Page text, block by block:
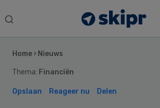
Search
Home › Nieuws
Thema: Financiën
Opslaan Reageer nu Delen
Sidebar